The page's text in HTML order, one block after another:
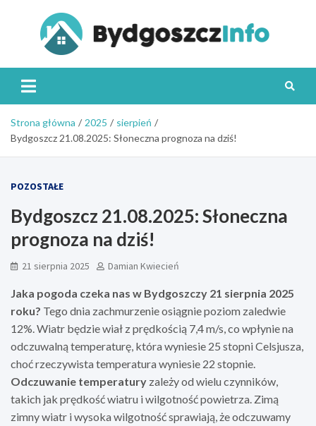
Strona główna 2025
sierpień
Bydgoszcz 21.08.2025: Słoneczna prognoza na dziś!
POZOSTAŁE
Bydgoszcz 21.08.2025: Słoneczna
prognoza na dziś!
21 sierpnia 2025 Damian Kwiecień
Jaka pogoda czeka nas w Bydgoszczy 21 sierpnia 2025
roku? Tego dnia zachmurzenie osiągnie poziom zaledwie
12%. Wiatr będzie wiał z prędkością 7,4 m/s, co wpłynie na
odczuwalną temperaturę, która wyniesie 25 stopni Celsjusza,
choć rzeczywista temperatura wyniesie 22 stopnie.
Odczuwanie temperatury zależy od wielu czynników,
takich jak prędkość wiatru i wilgotność powietrza. Zimą
zimny wiatr i wysoka wilgotność sprawiają, że odczuwamy